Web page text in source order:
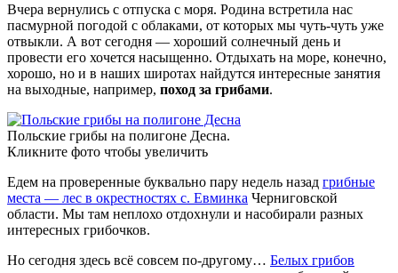
Вчера вернулись с отпуска с моря. Родина встретила нас
пасмурной погодой с облаками, от которых мы чуть-чуть уже
отвыкли. А вот сегодня — хороший солнечный день и
провести его хочется насыщенно. Отдыхать на море, конечно,
хорошо, но и в наших широтах найдутся интересные занятия
на выходные, например, поход за грибами.
Польские грибы на полигоне Десна.
Кликните фото чтобы увеличить
Едем на проверенные буквально пару недель назад грибные
места — лес в окрестностях с. Евминка Черниговской
области. Мы там неплохо отдохнули и насобирали разных
интересных грибочков.
Но сегодня здесь всё совсем по-другому… Белых грибов